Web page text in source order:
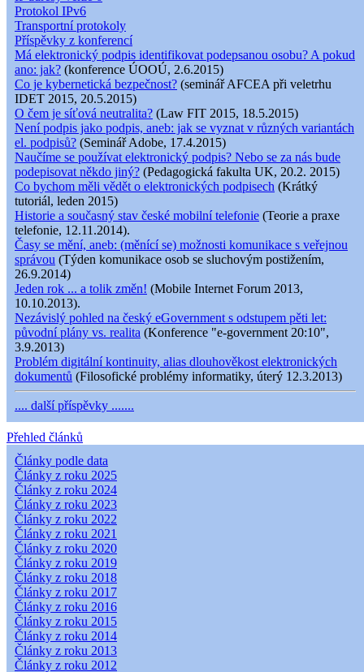
Protokol IPv6
Transportní protokoly
Příspěvky z konferencí
Má elektronický podpis identifikovat podepsanou osobu? A pokud
ano: jak? (konference ÚOOÚ, 2.6.2015)
Co je kybernetická bezpečnost? (seminář AFCEA při veletrhu
IDET 2015, 20.5.2015)
O čem je síťová neutralita? (Law FIT 2015, 18.5.2015)
Není podpis jako podpis, aneb: jak se vyznat v různých variantách
el. podpisů? (Seminář Adobe, 17.4.2015)
Naučíme se používat elektronický podpis? Nebo se za nás bude
podepisovat někdo jiný? (Pedagogická fakulta UK, 20.2. 2015)
Co bychom měli vědět o elektronických podpisech (Krátký
tutoriál, leden 2015)
Historie a současný stav české mobilní telefonie (Teorie a praxe
telefonie, 12.11.2014).
Časy se mění, aneb: (měnící se) možnosti komunikace s veřejnou
správou (Týden komunikace osob se sluchovým postižením,
26.9.2014)
Jeden rok ... a tolik změn! (Mobile Internet Forum 2013,
10.10.2013).
Nezávislý pohled na český eGovernment s odstupem pěti let:
původní plány vs. realita (Konference "e-government 20:10",
3.9.2013)
Problém digitální kontinuity, alias dlouhověkost elektronických
dokumentů (Filosofické problémy informatiky, úterý 12.3.2013)
.... další příspěvky .......
Přehled článků
Články podle data
Články z roku 2025
Články z roku 2024
Články z roku 2023
Články z roku 2022
Články z roku 2021
Články z roku 2020
Články z roku 2019
Články z roku 2018
Články z roku 2017
Články z roku 2016
Články z roku 2015
Články z roku 2014
Články z roku 2013
Články z roku 2012